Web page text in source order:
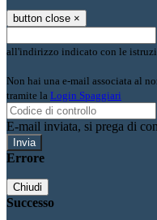
button close ×
all'indirizzo indicato con le
Non hai una e-mail associata al
tramite la Login Spaggiari
E-mail inviata, si prega di
Errore
Chiudi
Successo